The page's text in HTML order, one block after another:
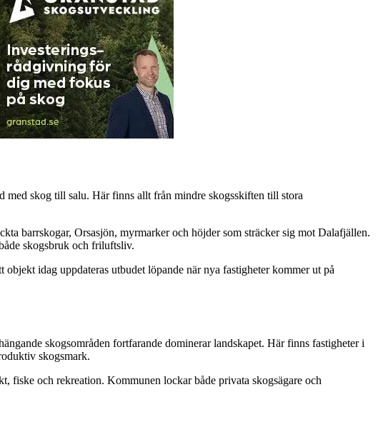
med skog till salu. Här finns allt från mindre skogsskiften till stora
barrskogar, Orsasjön, myrmarker och höjder som sträcker sig mot Dalafjällen.
skogsbruk och friluftsliv.
idag uppdateras utbudet löpande när nya fastigheter kommer ut på
skogsområden fortfarande dominerar landskapet. Här finns fastigheter i
skogsmark.
fiske och rekreation. Kommunen lockar både privata skogsägare och